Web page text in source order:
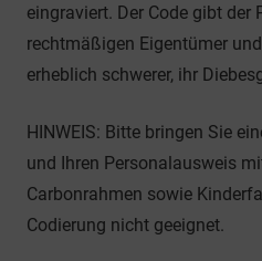
eingraviert. Der Code gibt der
rechtmäßigen Eigentümer
erheblich schwerer, ihr
HINWEIS: Bitte bringen Sie
und Ihren Personalausweis
Carbonrahmen sowie
Codierung nicht geeignet.